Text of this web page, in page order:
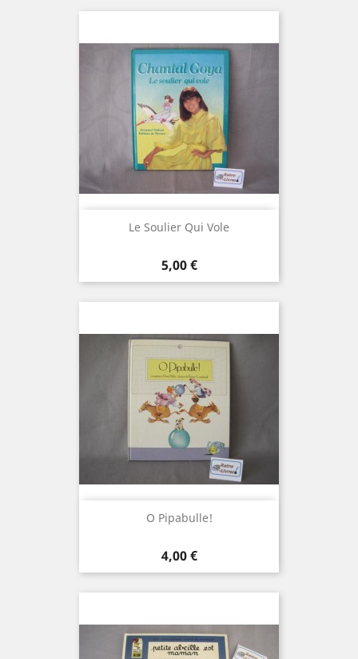
Le Soulier Qui Vole
Prix
5,00 €
O Pipabulle!
Prix
4,00 €